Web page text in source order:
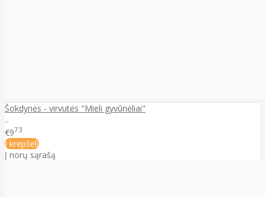
Šokdynės - virvutės "Mieli gyvūnėliai"
..
€973
Į krepšelį
Į norų sąrašą